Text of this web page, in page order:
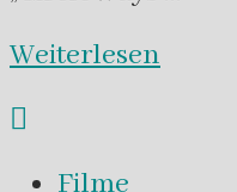
Weiterlesen